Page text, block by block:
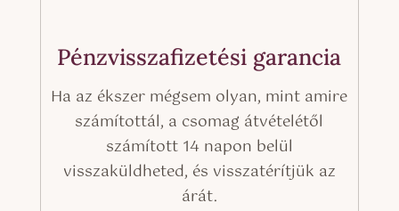
Pénzvisszafizetési garancia
Ha az ékszer mégsem olyan, mint amire
számítottál, a csomag átvételétől
számított 14 napon belül
visszaküldheted, és visszatérítjük az
árát.